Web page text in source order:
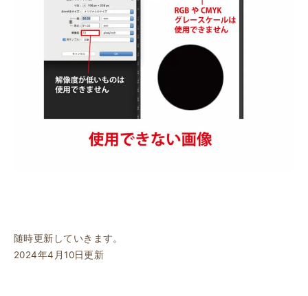
随時更新していきます。
2024年4月10日更新